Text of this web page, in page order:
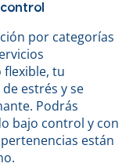
por categorías
flexible, tu
estrés y se
Podrás
bajo control y con
están